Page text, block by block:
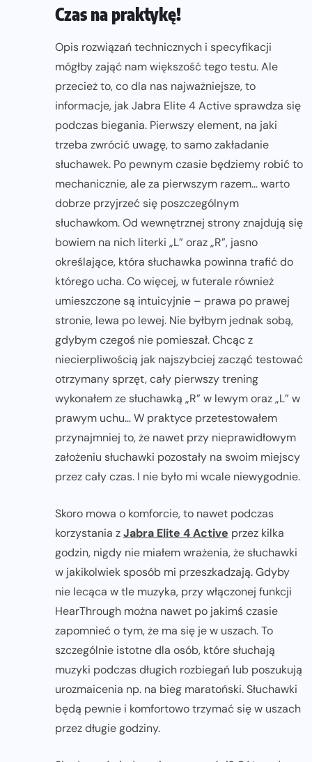
Czas na praktykę!
Opis rozwiązań technicznych i specyfikacji
mógłby zająć nam większość tego testu. Ale
przecież to, co dla nas najważniejsze, to
informacje, jak Jabra Elite 4 Active sprawdza się
podczas biegania. Pierwszy element, na jaki
trzeba zwrócić uwagę, to samo zakładanie
słuchawek. Po pewnym czasie będziemy robić to
mechanicznie, ale za pierwszym razem… warto
dobrze przyjrzeć się poszczególnym
słuchawkom. Od wewnętrznej strony znajdują się
bowiem na nich literki „L” oraz „R”, jasno
określające, która słuchawka powinna trafić do
którego ucha. Co więcej, w futerale również
umieszczone są intuicyjnie – prawa po prawej
stronie, lewa po lewej. Nie byłbym jednak sobą,
gdybym czegoś nie pomieszał. Chcąc z
niecierpliwością jak najszybciej zacząć testować
otrzymany sprzęt, cały pierwszy trening
wykonałem ze słuchawką „R” w lewym oraz „L” w
prawym uchu… W praktyce przetestowałem
przynajmniej to, że nawet przy nieprawidłowym
założeniu słuchawki pozostały na swoim miejscy
przez cały czas. I nie było mi wcale niewygodnie.
Skoro mowa o komforcie, to nawet podczas
korzystania zJabra Elite 4 Active przez kilka
godzin, nigdy nie miałem wrażenia, że słuchawki
w jakikolwiek sposób mi przeszkadzają. Gdyby
nie lecąca w tle muzyka, przy włączonej funkcji
HearThrough można nawet po jakimś czasie
zapomnieć o tym, że ma się je w uszach. To
szczególnie istotne dla osób, które słuchają
muzyki podczas długich rozbiegań lub poszukują
urozmaicenia np. na bieg maratoński. Słuchawki
będą pewnie i komfortowo trzymać się w uszach
przez długie godziny.